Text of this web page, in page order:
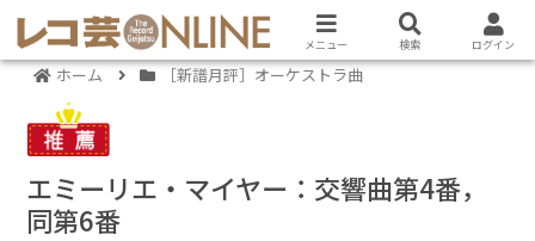
ホーム ［新譜月評］オーケストラ曲
エミーリエ・マイヤー：交響曲第4番，
同第6番
メニュー 検索 ログイン